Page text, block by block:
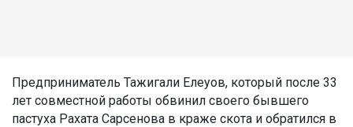
Предприниматель Тажигали Елеуов, который после 33
лет совместной работы обвинил своего бывшего
пастуха Рахата Сарсенова в краже скота и обратился в